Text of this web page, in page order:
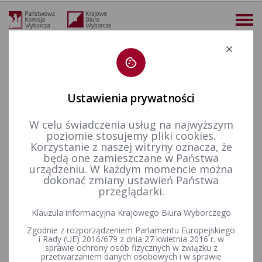
Deklaracja dostępności
więcej
Dla mediów Informacje prasowe Skany protokołów głosowania w obwodach na stronie wybory2018.pkw.gov.pl
Skany protokołów głosowania
w obwodach na stronie
wybory2018.pkw.gov.pl
Skany protokołów głosowania w obwodach są dostępne na
www.wybory2018.pkw.gov.pl.
Ustawienia prywatności
W celu świadczenia usług na najwyższym
poziomie stosujemy pliki cookies.
Korzystanie z naszej witryny oznacza, że
będą one zamieszczane w Państwa
urządzeniu. W każdym momencie można
dokonać zmiany ustawień Państwa
przeglądarki.
Klauzula informacyjna Krajowego Biura Wyborczego
Zgodnie z rozporządzeniem Parlamentu Europejskiego
i Rady (UE) 2016/679 z dnia 27 kwietnia 2016 r. w
sprawie ochrony osób fizycznych w związku z
przetwarzaniem danych osobowych i w sprawie